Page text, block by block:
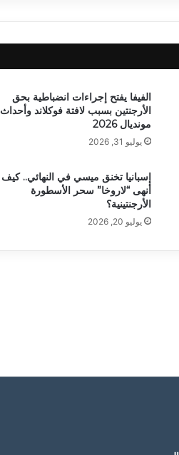
الفيفا يفتح إجراءات انضباطية بحق
الأرجنتين بسبب لافتة فوكلاند وأحداث
مونديال 2026
يوليو 31, 2026
إسبانيا تخنق ميسي في النهائي.. كيف
أنهى “لاروخا” سحر الأسطورة
الأرجنتينية؟
يوليو 20, 2026